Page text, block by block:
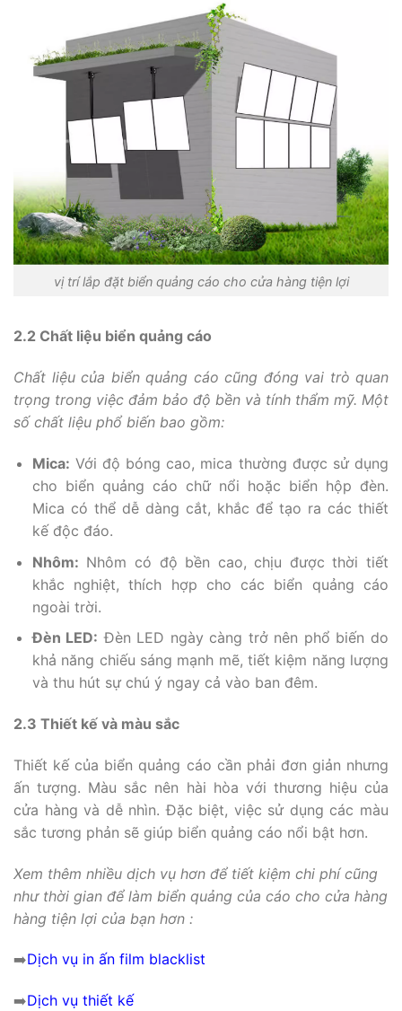
vị trí lắp đặt biển quảng cáo cho cửa hàng tiện lợi
2.2 Chất liệu biển quảng cáo
Chất liệu của biển quảng cáo cũng đóng vai trò quan
trọng trong việc đảm bảo độ bền và tính thẩm mỹ. Một
số chất liệu phổ biến bao gồm:
Mica: Với độ bóng cao, mica thường được sử dụng
cho biển quảng cáo chữ nổi hoặc biển hộp đèn.
Mica có thể dễ dàng cắt, khắc để tạo ra các thiết
kế độc đáo.
Nhôm: Nhôm có độ bền cao, chịu được thời tiết
khắc nghiệt, thích hợp cho các biển quảng cáo
ngoài trời.
Đèn LED: Đèn LED ngày càng trở nên phổ biến do
khả năng chiếu sáng mạnh mẽ, tiết kiệm năng lượng
và thu hút sự chú ý ngay cả vào ban đêm.
2.3 Thiết kế và màu sắc
Thiết kế của biển quảng cáo cần phải đơn giản nhưng
ấn tượng. Màu sắc nên hài hòa với thương hiệu của
cửa hàng và dễ nhìn. Đặc biệt, việc sử dụng các màu
sắc tương phản sẽ giúp biển quảng cáo nổi bật hơn.
Xem thêm nhiều dịch vụ hơn để tiết kiệm chi phí cũng
như thời gian để làm biển quảng của cáo cho cửa hàng
hàng tiện lợi của bạn hơn :
➡️Dịch vụ in ấn film blacklist
➡️Dịch vụ thiết kế